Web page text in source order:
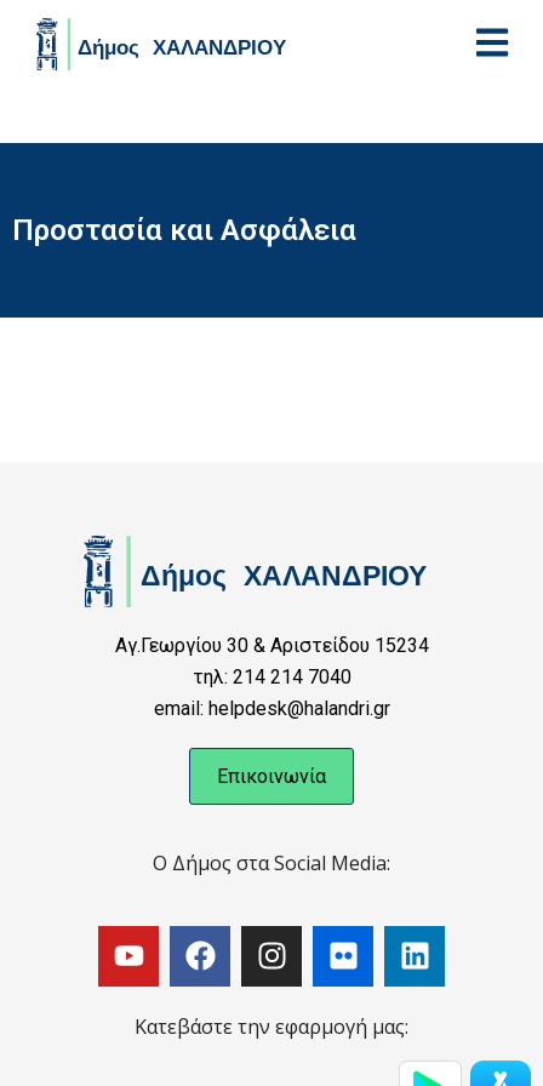
Προστασία και Ασφάλεια
Αγ.Γεωργίου 30 & Αριστείδου 15234
τηλ: 214 214 7040
email: helpdesk@halandri.gr
Επικοινωνία
Ο Δήμος στα Social Media:
Κατεβάστε την εφαρμογή μας: